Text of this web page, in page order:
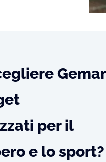
Gemar
per il
e lo sport?